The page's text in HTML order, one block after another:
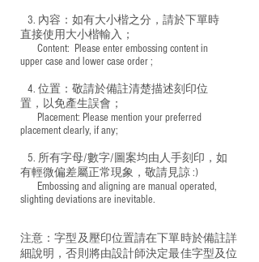
3. 內容：如有大小楷之分，請於下單時
直接使用大小楷輸入；
​ Content: Please enter embossing content in
upper case and lower case order ;
4. 位置：敬請於備註清楚描述刻印位
置，以免產生誤會；
​ Placement: Please mention your preferred
placement clearly, if any;
5. 所有字母/數字/圖案均由人手刻印，如
有輕微偏差屬正常現象，敬請見諒 :)
​ Embossing and aligning are manual operated,
slighting deviations are inevitable.
注意：字型及壓印位置請在下單時於備註詳
細說明，否則將由設計師決定最佳字型及位